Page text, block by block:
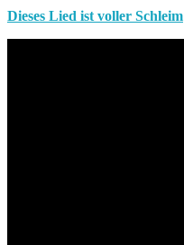
Dieses Lied ist voller Schleim